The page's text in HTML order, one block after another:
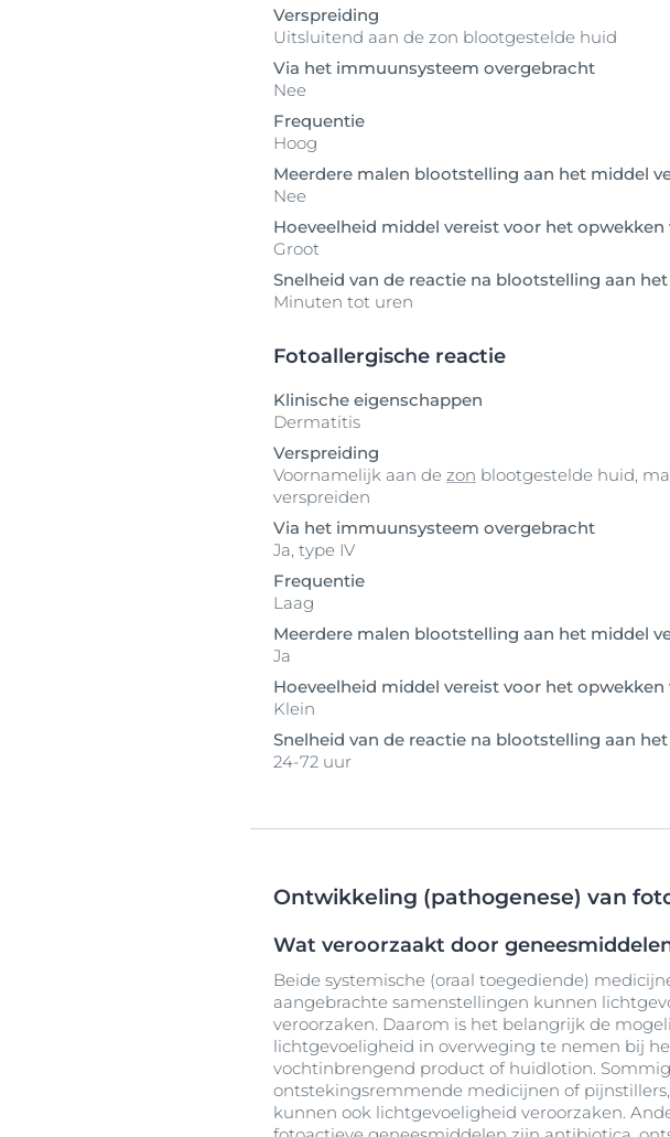
Verspreiding
Uitsluitend aan de zon blootgestelde huid
Via het immuunsysteem overgebracht
Nee
Frequentie
Hoog
Meerdere malen blootstelling aan het middel
Nee
Hoeveelheid middel vereist voor het
Groot
Snelheid van de reactie na blootstelling aan
Minuten tot uren
Fotoallergische reactie
Klinische eigenschappen
Dermatitis
Verspreiding
Voornamelijk aan de zon blootgestelde huid,
verspreiden
Via het immuunsysteem overgebracht
Ja, type IV
Frequentie
Laag
Meerdere malen blootstelling aan het middel
Ja
Hoeveelheid middel vereist voor het
Klein
Snelheid van de reactie na blootstelling aan
24-72 uur
Ontwikkeling (pathogenese) van
Wat veroorzaakt door
Beide systemische (oraal toegediende)
aangebrachte samenstellingen kunnen
veroorzaken. Daarom is het belangrijk de
lichtgevoeligheid in overweging te nemen bij
vochtinbrengend product of huidlotion.
ontstekingsremmende medicijnen of
kunnen ook lichtgevoeligheid veroorzaken.